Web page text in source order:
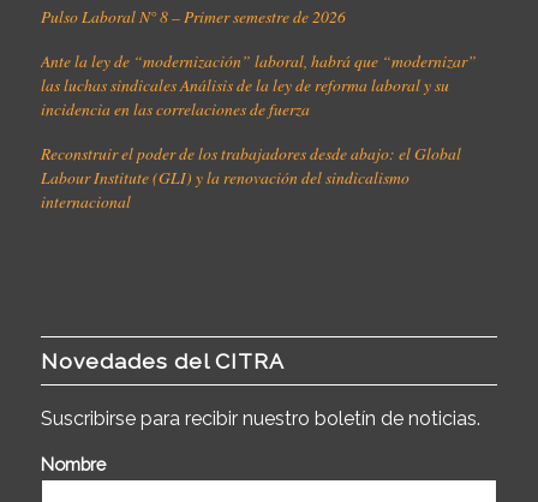
Pulso Laboral N° 8 – Primer semestre de 2026
Ante la ley de “modernización” laboral, habrá que “modernizar”
las luchas sindicales Análisis de la ley de reforma laboral y su
incidencia en las correlaciones de fuerza
Reconstruir el poder de los trabajadores desde abajo: el Global
Labour Institute (GLI) y la renovación del sindicalismo
internacional
Novedades del CITRA
Suscribirse para recibir nuestro boletín de noticias.
Nombre